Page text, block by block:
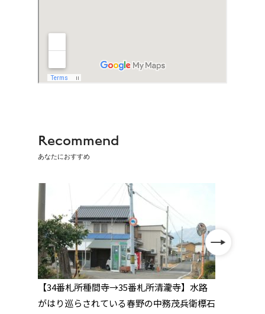
Recommend
あなたにおすすめ
【34番札所種間寺→35番札所清瀧寺】水路
がはり巡らされている春野の中務茂兵衛標石